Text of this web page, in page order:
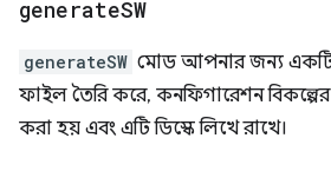
generateSW
generateSW মোড আপনার জন্য একটি
ফাইল তৈরি করে, কনফিগারেশন
করা হয় এবং এটি ডিস্কে লিখে রাখে।